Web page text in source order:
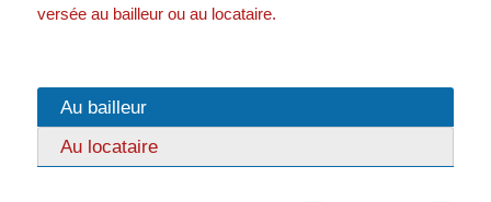
versée au bailleur ou au locataire.
Au bailleur
Au locataire